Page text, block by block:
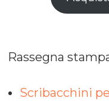
Rassegna
Scribacchini